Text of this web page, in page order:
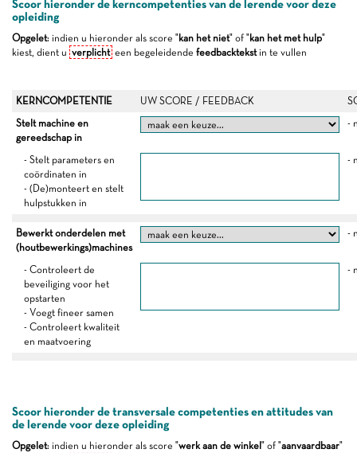
Scoor hieronder de kerncompetenties van de lerende voor deze
opleiding
Opgelet: indien u hieronder als score "kan het niet" of "kan het met hulp"
kiest, dient u verplicht een begeleidende feedbacktekstin te vullen
KERNCOMPETENTIE UW SCORE / FEEDBACK
Stelt machine en
gereedschap in
-
- Stelt parameters en
coördinaten in
- (De)monteert en stelt
hulpstukken in
-
Bewerkt onderdelen met
(houtbewerkings)machines
-
- Controleert de
beveiliging voor het
opstarten
- Voegt fineer samen
- Controleert kwaliteit
en maatvoering
-
Scoor hieronder de transversale competenties en attitudes van
de lerende voor deze opleiding
Opgelet: indien u hieronder als score "werk aan de winkel " of "aanvaardbaar"